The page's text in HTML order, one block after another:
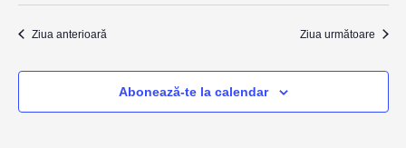
în
și
Ziua anterioară Ziua următoare
Abonează-te la calendar